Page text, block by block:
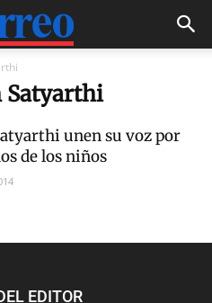
Satyarthi
unen su voz por
de los niños
EDITOR